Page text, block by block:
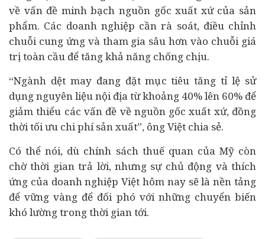
về vấn đề minh bạch nguồn gốc xuất xứ của sản
phẩm. Các doanh nghiệp cần rà soát, điều chỉnh
chuỗi cung ứng và tham gia sâu hơn vào chuỗi giá
trị toàn cầu để tăng khả năng chống chịu.
“Ngành dệt may đang đặt mục tiêu tăng tỉ lệ sử
dụng nguyên liệu nội địa từ khoảng 40% lên 60% để
giảm thiểu các vấn đề về nguồn gốc xuất xứ, đồng
thời tối ưu chi phí sản xuất”, ông Việt chia sẻ.
Có thể nói, dù chính sách thuế quan của Mỹ còn
chờ thời gian trả lời, nhưng sự chủ động và thích
ứng của doanh nghiệp Việt hôm nay sẽ là nền tảng
để vững vàng để đối phó với những chuyển biến
khó lường trong thời gian tới.